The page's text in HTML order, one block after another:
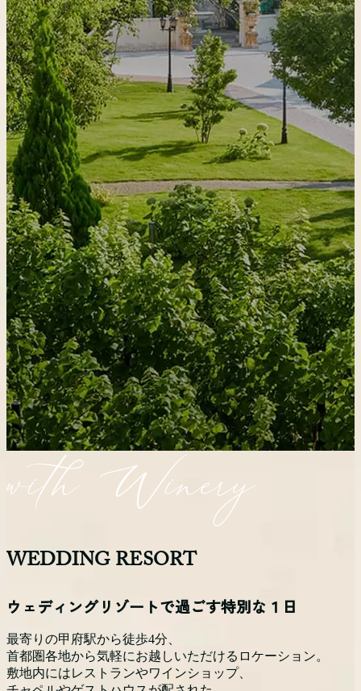
WEDDING RESORT
ウェディングリゾートで過ごす特別な１日
最寄りの甲府駅から徒歩4分、
首都圏各地から気軽にお越しいただけるロケーション。
敷地内にはレストランやワインショップ、